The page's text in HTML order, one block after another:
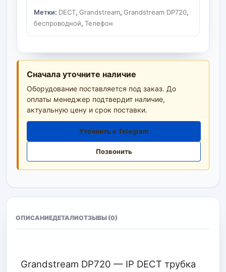
Метки: DECT, Grandstream, Grandstream DP720,
беспроводной, Телефон
Сначала уточните наличие
Оборудование поставляется под заказ. До
оплаты менеджер подтвердит наличие,
актуальную цену и срок поставки.
Уточнить в Telegram
Позвонить
ОПИСАНИЕДЕТАЛИОТЗЫВЫ (0)
Grandstream DP720 — IP DECT трубка